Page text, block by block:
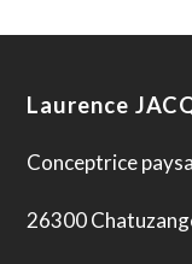
Laurence
Conceptrice
26300